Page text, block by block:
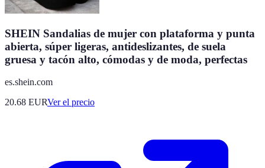
SHEIN Sandalias de mujer con plataforma y punta
abierta, súper ligeras, antideslizantes, de suela
gruesa y tacón alto, cómodas y de moda, perfectas
es.shein.com
20.68 EURVer el precio